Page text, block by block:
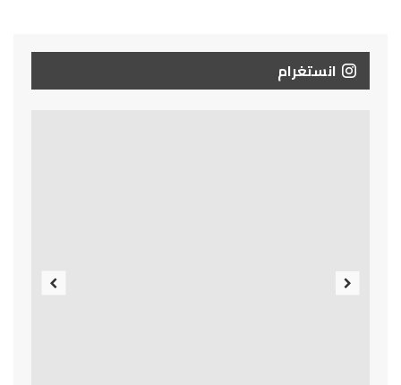
انستغرام